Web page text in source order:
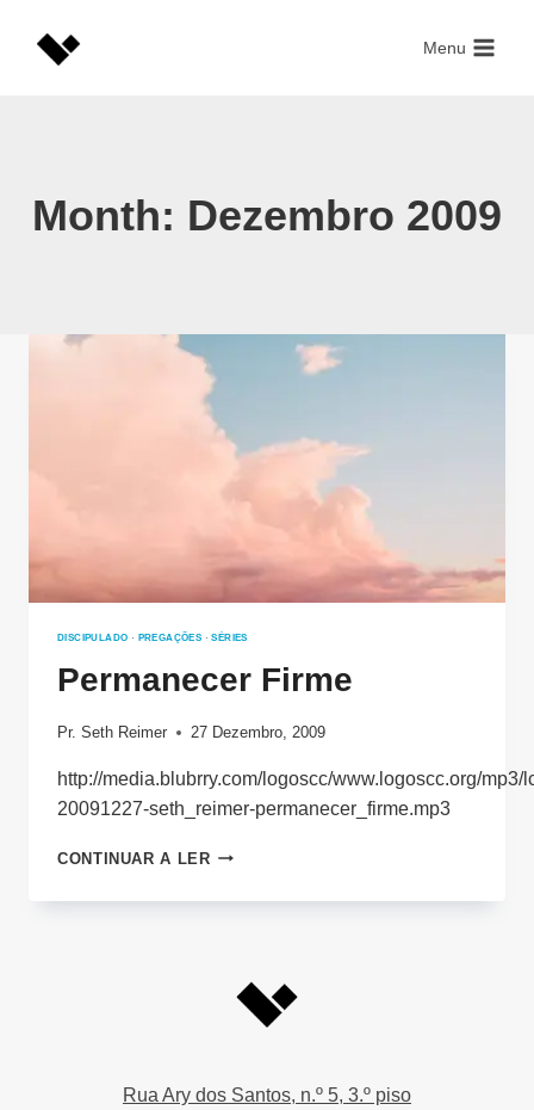
Menu
Month: Dezembro 2009
DISCIPULADO · PREGAÇÕES ·SÉRIES
Permanecer Firme
Pr. Seth Reimer 27 Dezembro, 2009
http://media.blubrry.com/logoscc/www.logoscc.org/mp3/
20091227-seth_reimer-permanecer_firme.mp3
CONTINUAR A LERPERMANECER
Rua Ary dos Santos, n.º 5, 3.º piso